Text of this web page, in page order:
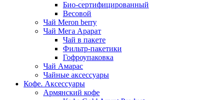
Био-сертифицированный
Весовой
Чай Meron berry
Чай Мега Арарат
Чай в пакете
Фильтр-пакетики
Гофроупаковка
Чай Амарас
Чайные аксессуары
Кофе. Аксессуары
Армянский кофе